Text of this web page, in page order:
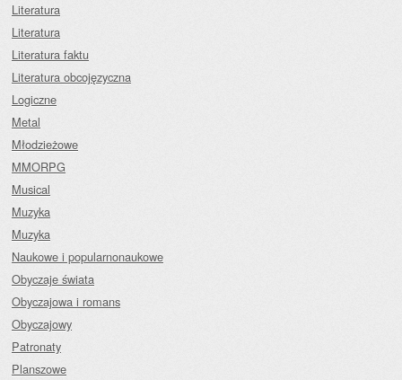
Literatura
Literatura
Literatura faktu
Literatura obcojęzyczna
Logiczne
Metal
Młodzieżowe
MMORPG
Musical
Muzyka
Muzyka
Naukowe i popularnonaukowe
Obyczaje świata
Obyczajowa i romans
Obyczajowy
Patronaty
Planszowe